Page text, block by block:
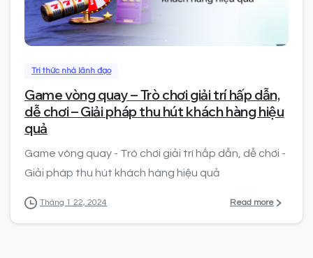
Tri thức nhà lãnh đạo
Game vòng quay – Trò chơi giải trí hấp dẫn,
dễ chơi – Giải pháp thu hút khách hàng hiệu
quả
Game vòng quay - Trò chơi giải trí hấp dẫn, dễ chơi -
Giải pháp thu hút khách hàng hiệu quả
Tháng 1 22, 2024 Read more